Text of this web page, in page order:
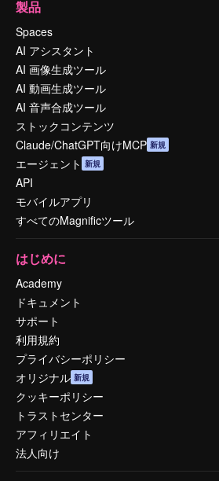
製品
Spaces
AI アシスタント
AI 画像生成ツール
AI 動画生成ツール
AI 音声合成ツール
ストックコンテンツ
Claude/ChatGPT向けMCP 新規
エージェント 新規
API
モバイルアプリ
すべてのMagnificツール
はじめに
Academy
ドキュメント
サポート
利用規約
プライバシーポリシー
オリジナル 新規
クッキーポリシー
トラストセンター
アフィリエイト
法人向け